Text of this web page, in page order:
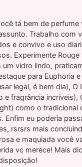
tá bem de perfume
Trabalho com
e convivo e uso
Experimente Rouge
um vidro lindo,
para Euphoria
legal, é bem dia), O
e fragrância incríveis),
como o tradicional
Enfim eu poderia
rsrsrs mais
e maquiada você
vc merece! Mais